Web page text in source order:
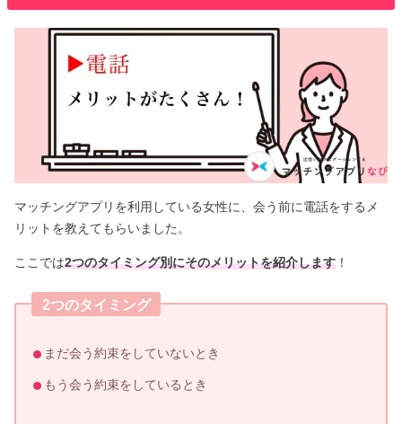
マッチングアプリを利用している女性に、会う前に電話をするメ
リットを教えてもらいました。
ここでは2つのタイミング別にそのメリットを紹介します ！
2つのタイミング
まだ会う約束をしていないとき
もう会う約束をしているとき